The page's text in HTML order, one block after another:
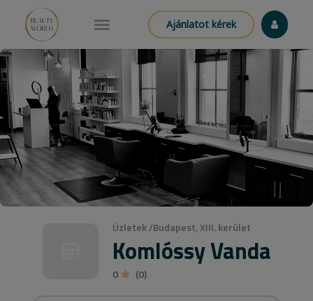
Ajánlatot kérek
Üzletek/Budapest, XIII. kerület
Komlóssy Vanda
0 (0)